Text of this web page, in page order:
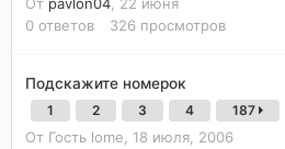
0 ответов 326 просмотров
Подскажите номерок
1 2 3 4 187
От Гость lome, 18 июля, 2006